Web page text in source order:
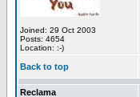
Joined: 29 Oct 2003
Posts: 4654
Location: :-)
Back to top
Reclama